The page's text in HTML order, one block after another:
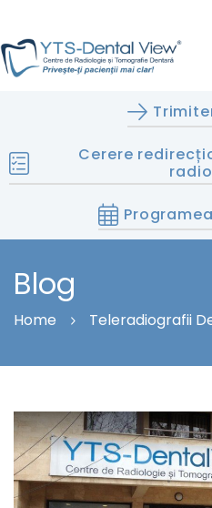
Cerere
Blog
Home
Teleradiografii